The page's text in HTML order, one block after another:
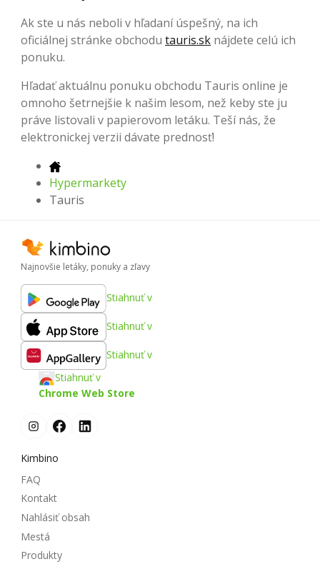
Ak ste u nás neboli v hľadaní úspešný, na ich
oficiálnej stránke obchodu tauris.sk nájdete celú ich
ponuku.
Hľadať aktuálnu ponuku obchodu Tauris online je
omnoho šetrnejšie k našim lesom, než keby ste ju
práve listovali v papierovom letáku. Teší nás, že
elektronickej verzii dávate prednosť!
Hypermarkety
Tauris
Najnovšie letáky, ponuky a zľavy
Stiahnuť v
Stiahnuť v
Stiahnuť v
Stiahnuť v
Chrome Web Store
Kimbino
FAQ
Kontakt
Nahlásiť obsah
Mestá
Produkty